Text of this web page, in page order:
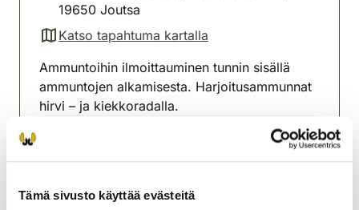
Tämä sivusto käyttää evästeitä
19650 Joutsa
Katso tapahtuma kartalla
(avautuu uuteen välilehteen)
Ammuntoihin ilmoittauminen tunnin sisällä
ammuntojen alkamisesta. Harjoitusammunnat
hirvi – ja kiekkoradalla.
Itä-Päijänteen riistanhoitoyhdistys
Keski-Suomi
ita-paijanne@rhy.riista.fi